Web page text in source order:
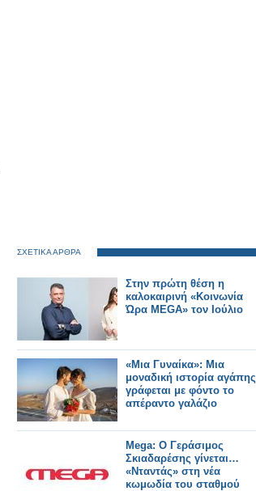
ΣΧΕΤΙΚΑ ΑΡΘΡΑ
Στην πρώτη θέση η
καλοκαιρινή «Κοινωνία
Ώρα MEGA» τον Ιούλιο
«Μια Γυναίκα»: Μια
μοναδική ιστορία αγάπης
γράφεται με φόντο το
απέραντο γαλάζιο
Mega: Ο Γεράσιμος
Σκιαδαρέσης γίνεται…
«Νταντάς» στη νέα
κωμωδία του σταθμού